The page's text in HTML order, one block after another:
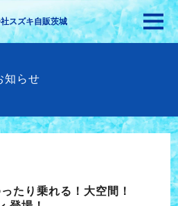
スズキ自販茨城
知らせ
ったり乗れる！大空間！